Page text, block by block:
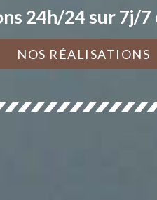
24h/24 sur 7j/7
NOS RÉALISATIONS